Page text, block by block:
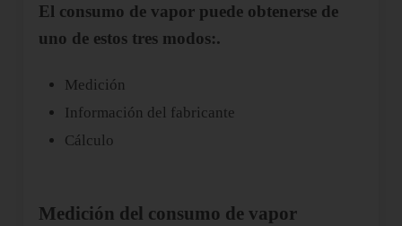
El consumo de vapor puede obtenerse de
uno de estos tres modos:.
Medición
Información del fabricante
Cálculo
Medición del consumo de vapor